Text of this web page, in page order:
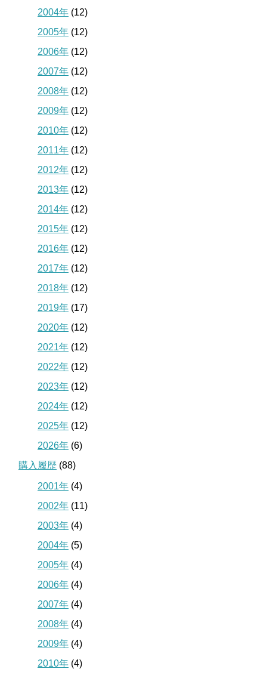
2004年 (12)
2005年 (12)
2006年 (12)
2007年 (12)
2008年 (12)
2009年 (12)
2010年 (12)
2011年 (12)
2012年 (12)
2013年 (12)
2014年 (12)
2015年 (12)
2016年 (12)
2017年 (12)
2018年 (12)
2019年 (17)
2020年 (12)
2021年 (12)
2022年 (12)
2023年 (12)
2024年 (12)
2025年 (12)
2026年 (6)
購入履歴 (88)
2001年 (4)
2002年 (11)
2003年 (4)
2004年 (5)
2005年 (4)
2006年 (4)
2007年 (4)
2008年 (4)
2009年 (4)
2010年 (4)